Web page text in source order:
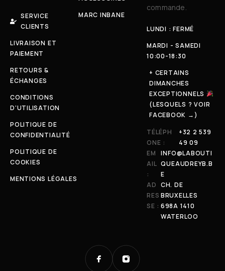
SERVICE
CLIENTS
LIVRAISON ET
PAIEMENT
RETOURS &
ÉCHANGES
CONDITIONS
D'UTILISATION
POLITIQUE DE
CONFIDENTIALITÉ
POLITIQUE DE
COOKIES
MENTIONS LÉGALES
MARC INBANE
commande.
LUNDI : FERMÉ
MARDI - SAMEDI
10:00-18:30
+ CERTAINS
DIMANCHES
EXCEPTIONNELS
(LESQUELS ? VOIR
FACEBOOK →)
TÉLÉPH
ONE :
+32 2 539
49 09
EM
AIL
:
INFO@LABOUTI
QUEAUDREYB.B
E
AD
RES
SE :
CH. DE
BRUXELLES
698A 1410
WATERLOO